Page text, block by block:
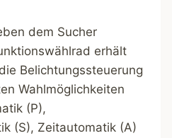
dem Sucher
erhält
Belichtungssteuerung
Wahlmöglichkeiten
(P),
(S), Zeitautomatik (A)